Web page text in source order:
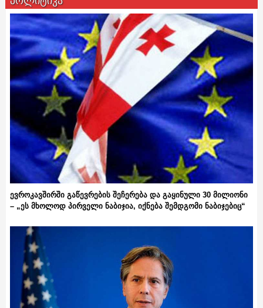
ევროკავშირში გაწევრების შეჩერება და გაყინული 30 მილიონი
– „ეს მხოლოდ პირველი ნაბიჯია, იქნება შემდგომი ნაბიჯებიც“